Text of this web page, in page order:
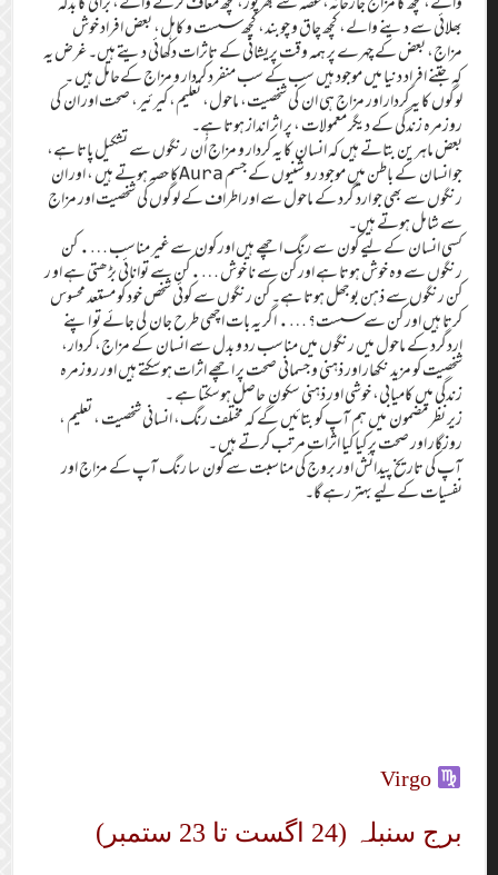
بھلائی سے دینے والے، کچھ چاق و چوبند، کچھ سست و کاہل، بعض افراد خوش
مزاج، بعض کے چہرے پر ہمہ وقت پریشانی کے تاثرات دکھائی دیتے ہیں۔ غرض یہ
کہ جتنے افراد دنیا میں موجود ہیں سب کے سب منفرد کردار و مزاج کےحامل ہیں ۔
لوگوں کا یہ کردار اور مزاج ہی ان کی شخصیت، ماحول، تعلیم، کیرئیر، صحت اور ان کی
روزمرہ زندگی کے دیگر معمولات ، پر اثر انداز ہوتا ہے۔
بعض ماہرین بتاتے ہیں کہ انسان کا یہ کردار و مزاج اُن رنگوں سے تشکیل پاتا ہے،
جو انسان کے باطن میں موجود روشنیوں کے جسم Auraکا حصہ ہوتے ہیں ، اور ان
رنگوں سے بھی جو ارد گرد کے ماحول سے اور اطراف کے لوگوں کی شخصیت اور مزاج
سے شامل ہوتے ہیں۔
کسی انسان کے لیے کون سے رنگ اچھے ہیں اور کون سےغیر مناسب …. کن
رنگوں سے وہ خوش ہوتا ہے اور کن سے نا خوش ….کن سے توانائی بڑھتی ہے او ر
کن رنگوں سے ذہن بوجھل ہوتا ہے۔ کن رنگوں سے کوئی شخص خود کو مستعد محسوس
کرتا ہیں اور کن سے سست؟ …. اگر یہ بات اچھی طرح جان لی جائے تو اپنے
اردگرد کے ماحول میں رنگوں میں مناسب رد و بدل سے انسان کے مزاج، کردار،
شخصیت کو مزید نکھار اور ذہنی و جسمانی صحت پر اچھے اثرات ہوسکتے ہیں اور روزمرہ
زندگی میں کامیابی، خوشی اور ذہنی سکون حاصل ہوسکتا ہے ۔
زیر نظر مضمون میں ہم آپ کو بتائیں گے کہ مختلف رنگ، انسانی شخصیت ، تعلیم ،
روزگار اور صحت پر کیا کیا اثرات مرتب کرتے ہیں ۔
آپ کی تاریخ پیدائش اور بروج کی مناسبت سے کون سا رنگ آپ کے مزاج اور
نفسیات کے لیے بہتر رہے گا۔
برج سنبلہ (24 اگست تا 23 ستمبر)